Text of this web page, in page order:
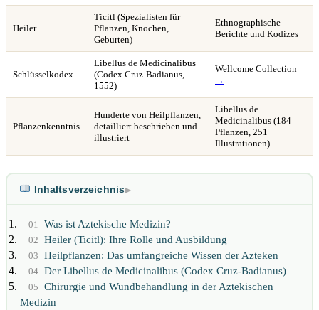
Heiler
Ticitl (Spezialisten für
Pflanzen, Knochen,
Geburten)
Ethnographische
Berichte und Kodizes
Schlüsselkodex
Libellus de Medicinalibus
(Codex Cruz-Badianus,
1552)
Wellcome Collection
→
Pflanzenkenntnis
Hunderte von Heilpflanzen,
detailliert beschrieben und
illustriert
Libellus de
Medicinalibus (184
Pflanzen, 251
Illustrationen)
Inhaltsverzeichnis▶
01 Was ist Aztekische Medizin?
02 Heiler (Ticitl): Ihre Rolle und Ausbildung
03 Heilpflanzen: Das umfangreiche Wissen der Azteken
04 Der Libellus de Medicinalibus (Codex Cruz-Badianus)
05 Chirurgie und Wundbehandlung in der Aztekischen
Medizin